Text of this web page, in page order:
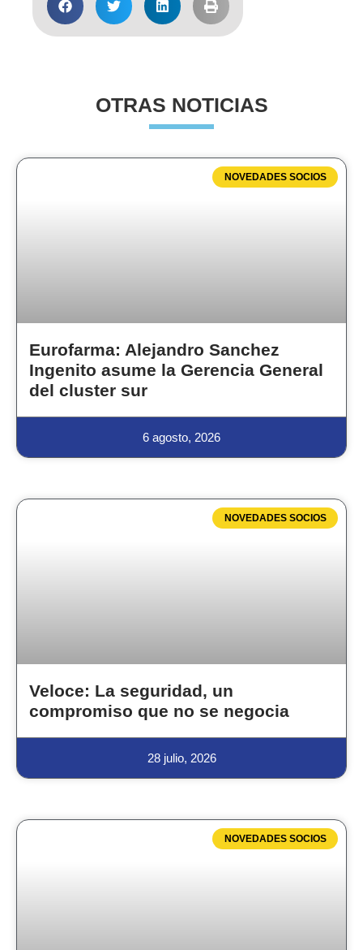
OTRAS NOTICIAS
NOVEDADES SOCIOS
Eurofarma: Alejandro Sanchez
Ingenito asume la Gerencia General
del cluster sur
6 agosto, 2026
NOVEDADES SOCIOS
Veloce: La seguridad, un
compromiso que no se negocia
28 julio, 2026
NOVEDADES SOCIOS